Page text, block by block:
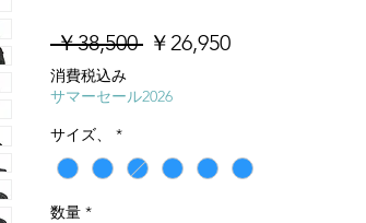
￥38,500 通
価
￥26,950セ
格
消費税込み
サマーセール2026
サイズ、
*
数量 *